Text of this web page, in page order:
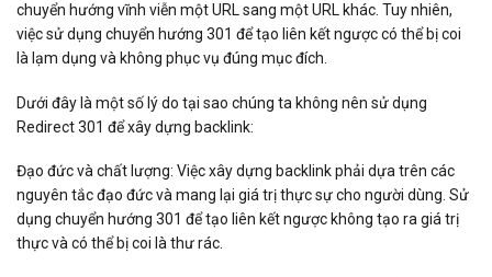
chuyển hướng vĩnh viễn một URL sang một URL khác. Tuy nhiên,
việc sử dụng chuyển hướng 301 để tạo liên kết ngược có thể bị coi
là lạm dụng và không phục vụ đúng mục đích.
Dưới đây là một số lý do tại sao chúng ta không nên sử dụng
Redirect 301 để xây dựng backlink:
Đạo đức và chất lượng: Việc xây dựng backlink phải dựa trên các
nguyên tắc đạo đức và mang lại giá trị thực sự cho người dùng. Sử
dụng chuyển hướng 301 để tạo liên kết ngược không tạo ra giá trị
thực và có thể bị coi là thư rác.